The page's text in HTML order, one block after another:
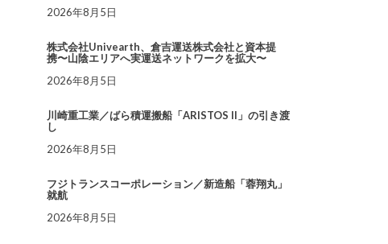
2026年8月5日
株式会社Univearth、倉吉運送株式会社と資本提
携〜山陰エリアへ実運送ネットワークを拡大〜
2026年8月5日
川崎重工業／ばら積運搬船「ARISTOS II」の引き渡
し
2026年8月5日
フジトランスコーポレーション／新造船「蓉翔丸」
就航
2026年8月5日